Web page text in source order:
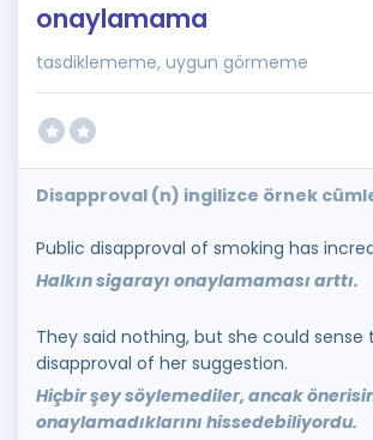
onaylamama
tasdiklememe, uygun görmeme
Disapproval (n) ingilizce örnek
Public disapproval of smoking has
Halkın sigarayı onaylamaması arttı.
They said nothing, but she could sense
disapproval of her suggestion.
Hiçbir şey söylemediler, ancak
onaylamadıklarını hissedebiliyordu.